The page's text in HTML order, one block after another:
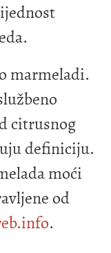
marmeladi.
citrusnog
definiciju.
moći
od
.